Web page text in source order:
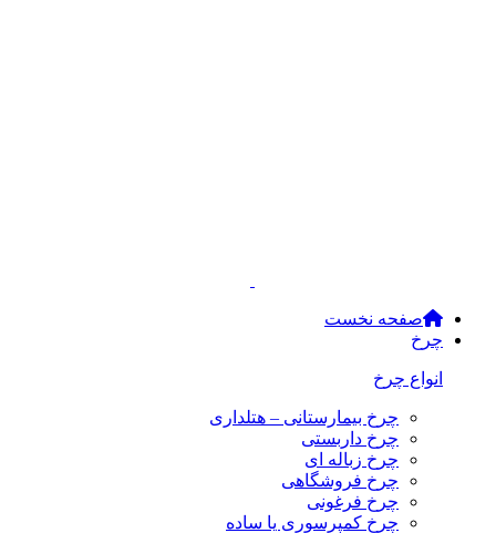
صفحه نخست
چرخ
انواع چرخ
چرخ بیمارستانی – هتلداری
چرخ داربستی
چرخ زباله ای
چرخ فروشگاهی
چرخ فرغونی
چرخ کمپرسوری یا ساده